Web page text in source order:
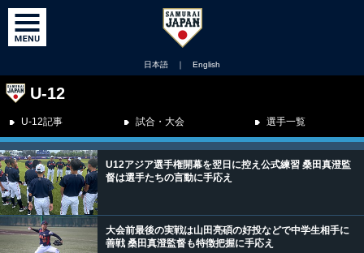
日本語 ｜ English
U-12
U-12記事 試合・大会 選手一覧
U12アジア選手権開幕を翌日に控え公式練習 桑田真澄監
督は選手たちの言動に手応え
大会前最後の実戦は山田亮碩の好投などで中学生相手に
善戦 桑田真澄監督も特徴把握に手応え